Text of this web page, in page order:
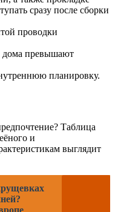
сразу после сборки
проводки
дома превышают
планировку.
Таблица
и
выглядит